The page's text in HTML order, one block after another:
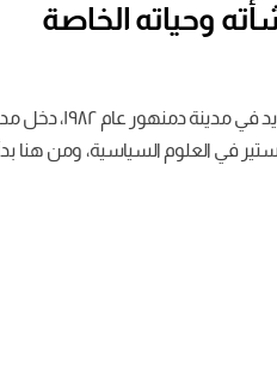
وحياته الخاصة
ولد أحمد
في العلوم السياسية، ومن